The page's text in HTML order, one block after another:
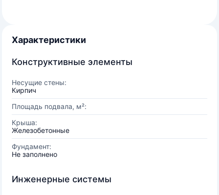
Характеристики
Конструктивные элементы
Несущие стены:
Кирпич
Площадь подвала, м²:
Крыша:
Железобетонные
Фундамент:
Не заполнено
Инженерные системы